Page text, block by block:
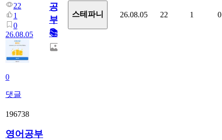
22
1
0
26.08.05
0
댓글
공
부!
📚
스테파니 26.08.05 22 1 0
196738
영어공부